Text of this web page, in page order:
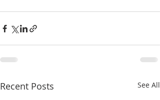
Recent Posts See All